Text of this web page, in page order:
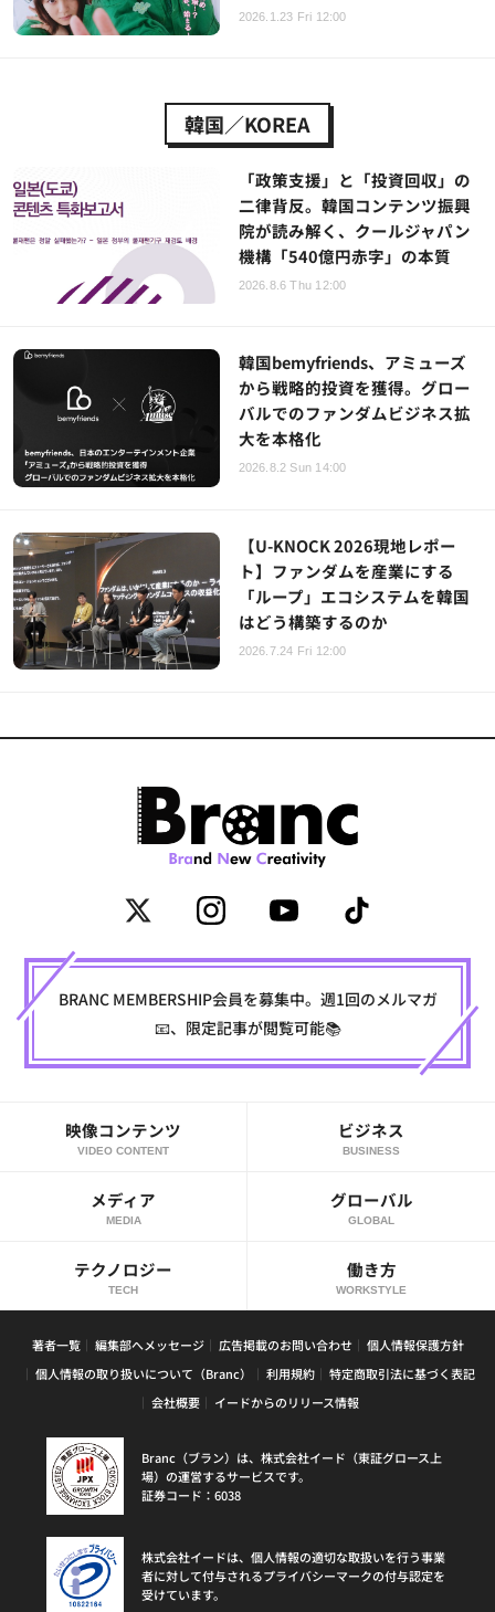
2026.1.23 Fri 12:00
韓国／KOREA
「政策支援」と「投資回収」の
二律背反。韓国コンテンツ振興
院が読み解く、クールジャパン
機構「540億円赤字」の本質
2026.8.6 Thu 12:00
韓国bemyfriends、アミューズ
から戦略的投資を獲得。グロー
バルでのファンダムビジネス拡
大を本格化
2026.8.2 Sun 14:00
【U-KNOCK 2026現地レポー
ト】ファンダムを産業にする
「ループ」エコシステムを韓国
はどう構築するのか
2026.7.24 Fri 12:00
BRANC MEMBERSHIP会員を募集中。週1回のメルマガ
📧、限定記事が閲覧可能📚
映像コンテンツ
VIDEO CONTENT
ビジネス
BUSINESS
メディア
MEDIA
グローバル
GLOBAL
テクノロジー
TECH
働き方
WORKSTYLE
著者一覧 編集部へメッセージ 広告掲載のお問い合わせ
個人情報保護方針
個人情報の取り扱いについて（Branc）
利用規約
特定商取引法に基づく表記
会社概要
イードからのリリース情報
Branc（ブラン）は、株式会社イード（東証グロース上
場）の運営するサービスです。
証券コード：6038
株式会社イードは、個人情報の適切な取扱いを行う事業
者に対して付与されるプライバシーマークの付与認定を
受けています。